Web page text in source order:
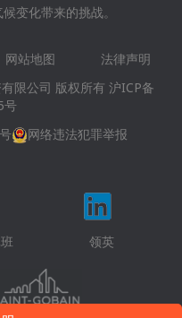
变化带来的挑战。
网站地图
法律声明
限公司 版权所有 沪ICP备
号
网络违法犯罪举报
领英